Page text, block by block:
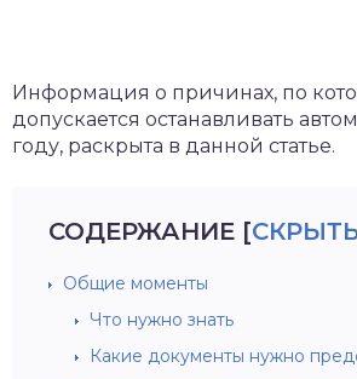
Информация о причинах, по
допускается останавливать
году, раскрыта в данной статье.
СОДЕРЖАНИЕ [
Общие моменты
Что нужно знать
Какие документы нужно